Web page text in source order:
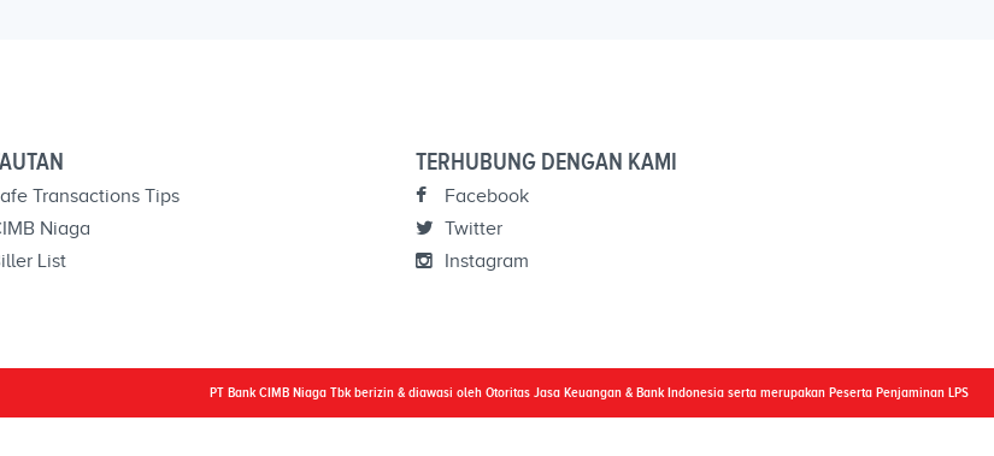
Transactions Tips
Niaga
List
TERHUBUNG DENGAN KAMI
Facebook
Twitter
Instagram
PT Bank CIMB Niaga Tbk berizin & diawasi oleh Otoritas Jasa Keuangan & Bank Indonesia serta merupakan Peserta Penjaminan LPS